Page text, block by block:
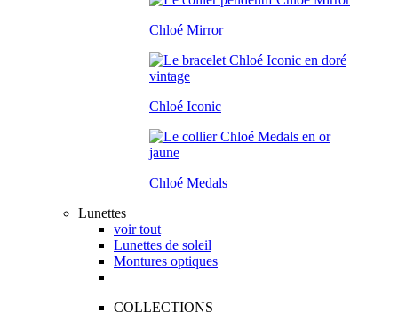
Chloé Mirror
Chloé Iconic
Chloé Medals
Lunettes
voir tout
Lunettes de soleil
Montures optiques
COLLECTIONS